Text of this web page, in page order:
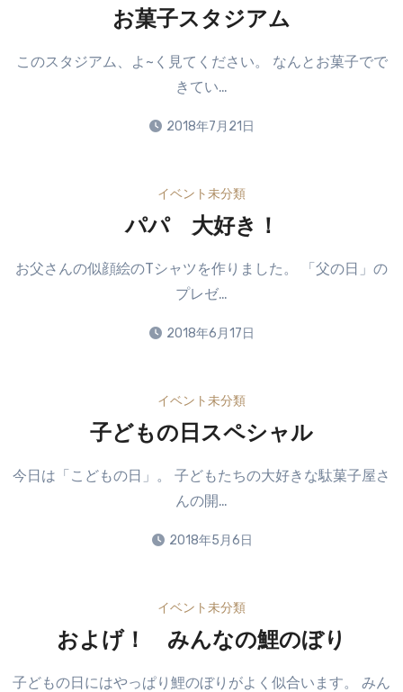
は
ま
だ
あ
り
ま
お菓子スタジアム
このスタジアム、よ~く見てください。 なんとお菓子でで
きてい…
2018年7月21日
イベント未分類
パパ 大好き！
お父さんの似顔絵のTシャツを作りました。 「父の日」の
プレゼ…
2018年6月17日
イベント未分類
子どもの日スペシャル
今日は「こどもの日」。 子どもたちの大好きな駄菓子屋さ
んの開…
2018年5月6日
イベント未分類
およげ！ みんなの鯉のぼり
子どもの日にはやっぱり鯉のぼりがよく似合います。 みん